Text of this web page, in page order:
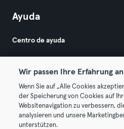
Ayuda
Centro de ayuda
© 2026 Urban Sports Group
Términos y condiciones
Wir passen Ihre Erfahrung an
Wenn Sie auf „Alle Cookies
der Speicherung von Cookies auf
Websitenavigation zu verbessern,
analysieren und unsere
unterstützen.